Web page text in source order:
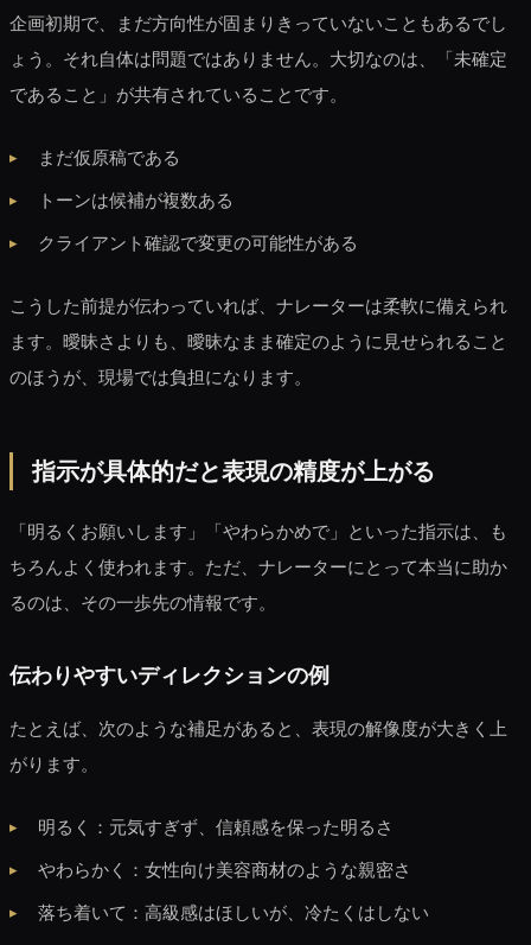
企画初期で、まだ方向性が固まりきっていないこともあるでし
ょう。それ自体は問題ではありません。大切なのは、「未確定
であること」が共有されていることです。
まだ仮原稿である
トーンは候補が複数ある
クライアント確認で変更の可能性がある
こうした前提が伝わっていれば、ナレーターは柔軟に備えられ
ます。曖昧さよりも、曖昧なまま確定のように見せられること
のほうが、現場では負担になります。
指示が具体的だと表現の精度が上がる
「明るくお願いします」「やわらかめで」といった指示は、も
ちろんよく使われます。ただ、ナレーターにとって本当に助か
るのは、その一歩先の情報です。
伝わりやすいディレクションの例
たとえば、次のような補足があると、表現の解像度が大きく上
がります。
明るく：元気すぎず、信頼感を保った明るさ
やわらかく：女性向け美容商材のような親密さ
落ち着いて：高級感はほしいが、冷たくはしない